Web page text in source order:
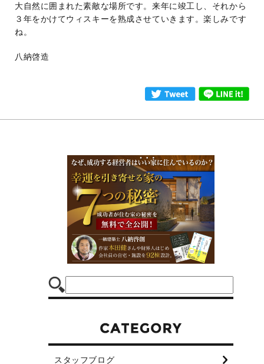
大自然に囲まれた素敵な場所です。来年に竣工し、それから
３年をかけてウィスキーを熟成させていきます。楽しみです
ね。
八納啓造
スタッフブログ